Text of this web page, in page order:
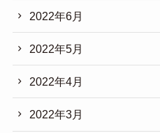
2022年6月
2022年5月
2022年4月
2022年3月